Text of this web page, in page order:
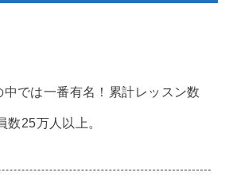
では一番有名！累計レッスン数
数25万人以上。